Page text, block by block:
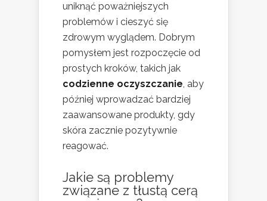
uniknąć poważniejszych
problemów i cieszyć się
zdrowym wyglądem. Dobrym
pomysłem jest rozpoczęcie od
prostych kroków, takich jak
codzienne oczyszczanie, aby
później wprowadzać bardziej
zaawansowane produkty, gdy
skóra zacznie pozytywnie
reagować.
Jakie są problemy
związane z tłustą cerą